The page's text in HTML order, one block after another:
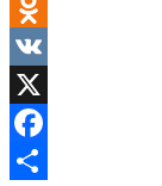
Telegram
Odnoklassniki
VK
X
Facebook